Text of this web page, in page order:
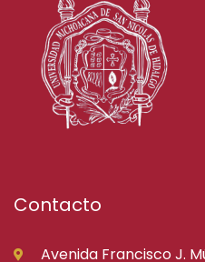
Contacto
Avenida Francisco J.